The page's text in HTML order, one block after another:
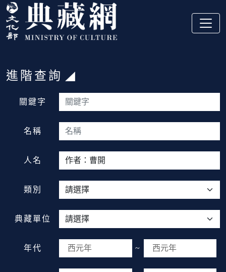
跳到主要內容
:::
:::
進階查詢
關鍵字
名稱
人名
類別
典藏單位
年代 ~